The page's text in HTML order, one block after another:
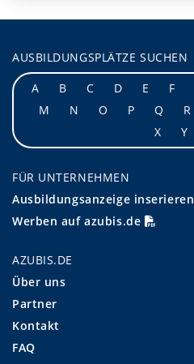
AUSBILDUNGSPLÄTZE SUCHEN
A
B C D E F
M
N O P Q R
X
Y
FÜR UNTERNEHMEN
Ausbildungsanzeige inserieren
Werben auf azubis.de
AZUBIS.DE
Über uns
Partner
Kontakt
FAQ